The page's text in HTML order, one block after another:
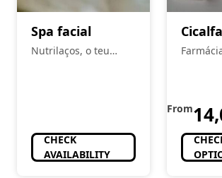
Spa facial
Nutrilaços, o teu
CHECK
AVAILABILITY
From